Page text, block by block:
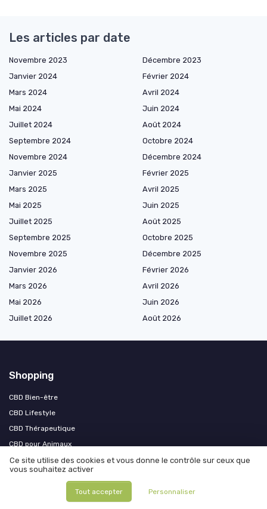
Les articles par date
Novembre 2023
Décembre 2023
Janvier 2024
Février 2024
Mars 2024
Avril 2024
Mai 2024
Juin 2024
Juillet 2024
Août 2024
Septembre 2024
Octobre 2024
Novembre 2024
Décembre 2024
Janvier 2025
Février 2025
Mars 2025
Avril 2025
Mai 2025
Juin 2025
Juillet 2025
Août 2025
Septembre 2025
Octobre 2025
Novembre 2025
Décembre 2025
Janvier 2026
Février 2026
Mars 2026
Avril 2026
Mai 2026
Juin 2026
Juillet 2026
Août 2026
Shopping
CBD Bien-être
CBD Lifestyle
CBD Thérapeutique
CBD pour Animaux
Accessoires CBD
Ce site utilise des cookies et vous donne le contrôle sur ceux que
vous souhaitez activer
Tout accepter Personnaliser